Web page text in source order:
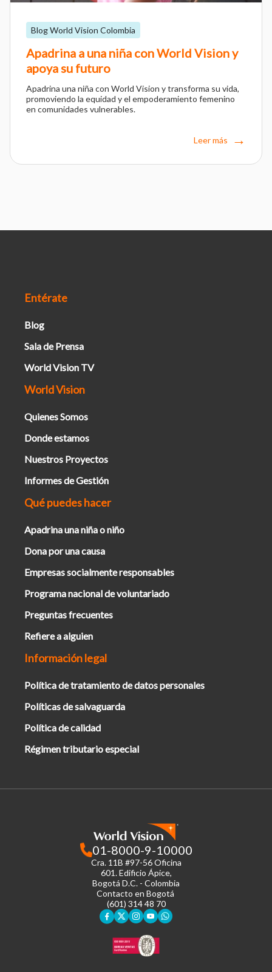
Blog World Vision Colombia
Apadrina a una niña con World Vision y
apoya su futuro
Apadrina una niña con World Vision y transforma su vida,
promoviendo la equidad y el empoderamiento femenino
en comunidades vulnerables.
Leer más
Entérate
Blog
Sala de Prensa
World Vision TV
World Vision
Quienes Somos
Donde estamos
Nuestros Proyectos
Informes de Gestión
Qué puedes hacer
Apadrina una niña o niño
Dona por una causa
Empresas socialmente responsables
Programa nacional de voluntariado
Preguntas frecuentes
Refiere a alguien
Información legal
Política de tratamiento de datos personales
Políticas de salvaguarda
Política de calidad
Régimen tributario especial
01-8000-9-10000
Cra. 11B #97-56 Oficina
601.Edificio Ápice,
Bogotá D.C. - Colombia
Contacto en Bogotá
(601) 314 48 70